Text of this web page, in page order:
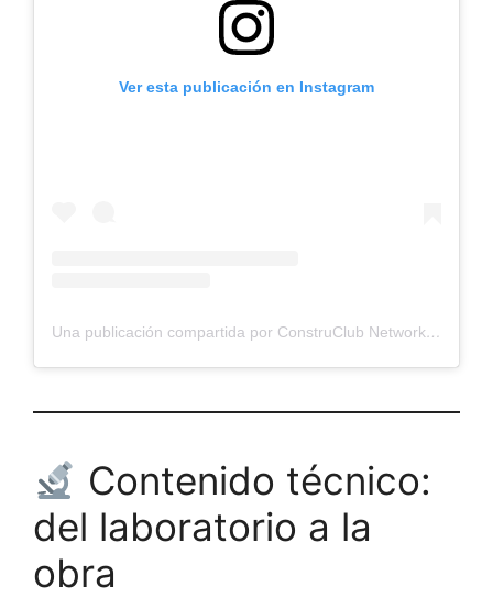
Ver esta publicación en Instagram
Una publicación compartida por ConstruClub Network (Noticias) (@construclubnetwork)
Contenido técnico:
del laboratorio a la
obra